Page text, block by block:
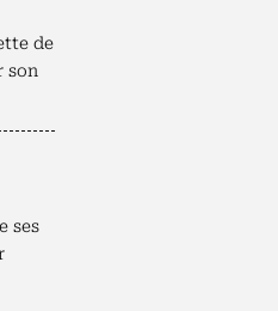
de
son
ses